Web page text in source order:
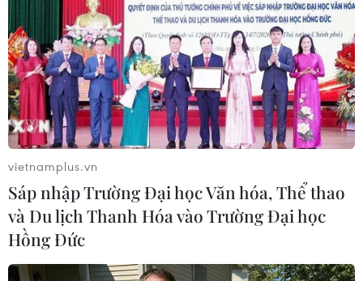
vietnamplus.vn
Sáp nhập Trường Đại học Văn hóa, Thể thao
và Du lịch Thanh Hóa vào Trường Đại học
Hồng Đức